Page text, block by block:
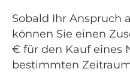
Sobald Ihr Anspruch
können Sie einen
€ für den Kauf eines
bestimmten